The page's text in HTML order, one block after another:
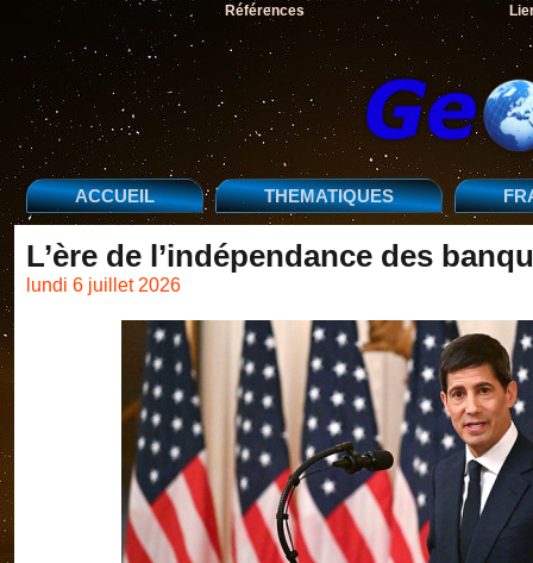
Références
ACCUEIL THEMATIQUES
L’ère de l’indépendance des
lundi 6 juillet 2026